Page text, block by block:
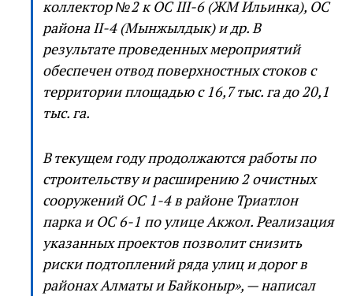
коллектор №2 к ОС III-6 (ЖМ Ильинка), ОС
района II-4 (Мынжылдык) и др. В
результате проведенных мероприятий
обеспечен отвод поверхностных стоков с
территории площадью с 16,7 тыс. га до 20,1
тыс. га.
В текущем году продолжаются работы по
строительству и расширению 2 очистных
сооружений ОС 1-4 в районе Триатлон
парка и ОС 6-1 по улице Акжол. Реализация
указанных проектов позволит снизить
риски подтоплений ряда улиц и дорог в
районах Алматы и Байконыр», — написал